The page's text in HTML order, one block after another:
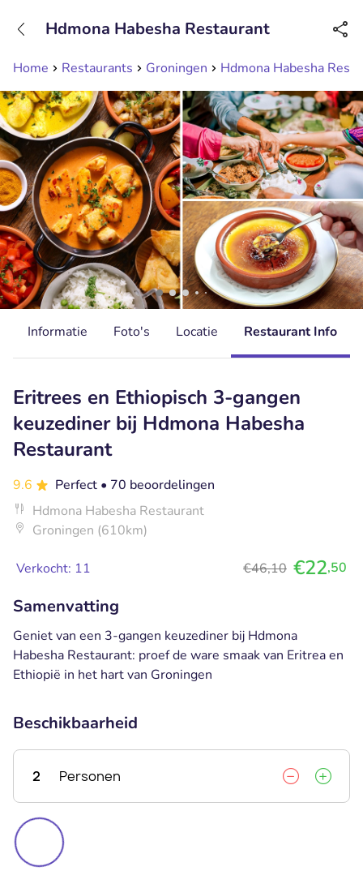
Bereikbaar tot 23:00 uur
Home Restaurants Groningen Hdmona Habesha
Hdmona Habesha Restaurant
Informatie Foto's Locatie Restaurant Info
Eritrees en Ethiopisch 3-gangen
keuzediner bij Hdmona Habesha
Restaurant
9.6 Perfect • 70 beoordelingen
Hdmona Habesha Restaurant
Groningen (610km)
Verkocht: 11 €46,10 €22,50
Samenvatting
Geniet van een 3-gangen keuzediner bij Hdmona
Habesha Restaurant: proef de ware smaak van Eritrea en
Ethiopië in het hart van Groningen
Beschikbaarheid
2 Personen